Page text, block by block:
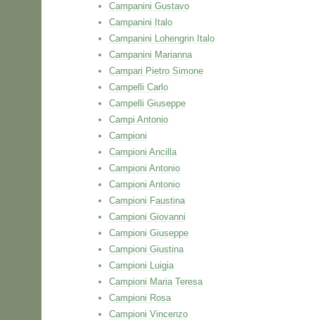
Campanini Gustavo
Campanini Italo
Campanini Lohengrin Italo
Campanini Marianna
Campari Pietro Simone
Campelli Carlo
Campelli Giuseppe
Campi Antonio
Campioni
Campioni Ancilla
Campioni Antonio
Campioni Antonio
Campioni Faustina
Campioni Giovanni
Campioni Giuseppe
Campioni Giustina
Campioni Luigia
Campioni Maria Teresa
Campioni Rosa
Campioni Vincenzo